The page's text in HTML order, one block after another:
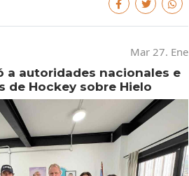
Mar 27. Ene
a autoridades nacionales e
de Hockey sobre Hielo